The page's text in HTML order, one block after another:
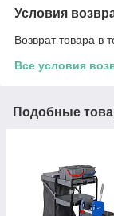
Условия
Возврат товара в
Все условия
Подобные